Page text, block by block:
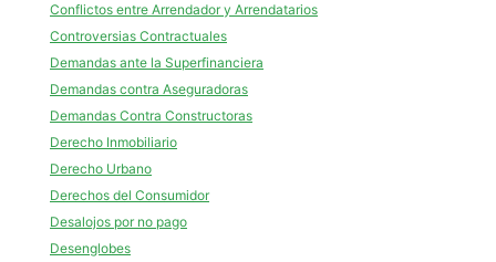
Conflictos entre Arrendador y Arrendatarios
Controversias Contractuales
Demandas ante la Superfinanciera
Demandas contra Aseguradoras
Demandas Contra Constructoras
Derecho Inmobiliario
Derecho Urbano
Derechos del Consumidor
Desalojos por no pago
Desenglobes